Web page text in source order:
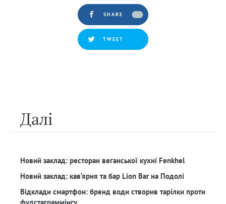
SHARE
TWEET
Далi
Новий заклад: ресторан веганської кухні Fenkhel
Новий заклад: кав‘ярня та бар Lion Bar на Подолі
Відклади смартфон: бренд води створив тарілки проти